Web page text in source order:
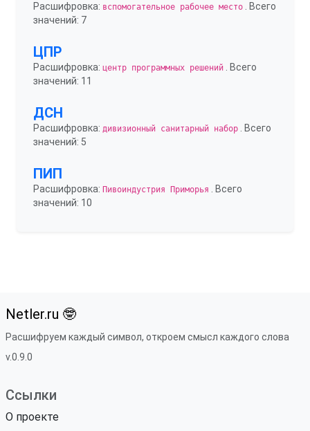
Расшифровка: вспомогательное рабочее место . Всего
значений: 7
ЦПР
Расшифровка: центр программных решений . Всего
значений: 11
ДСН
Расшифровка: дивизионный санитарный набор . Всего
значений: 5
ПИП
Расшифровка: Пивоиндустрия Приморья
. Всего
значений: 10
Netler.ru 🤓
Расшифруем каждый символ, откроем смысл каждого слова
v.0.9.0
Ссылки
О проекте